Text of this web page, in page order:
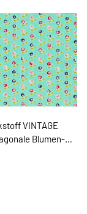
VINTAGE
Blumen-
limette,